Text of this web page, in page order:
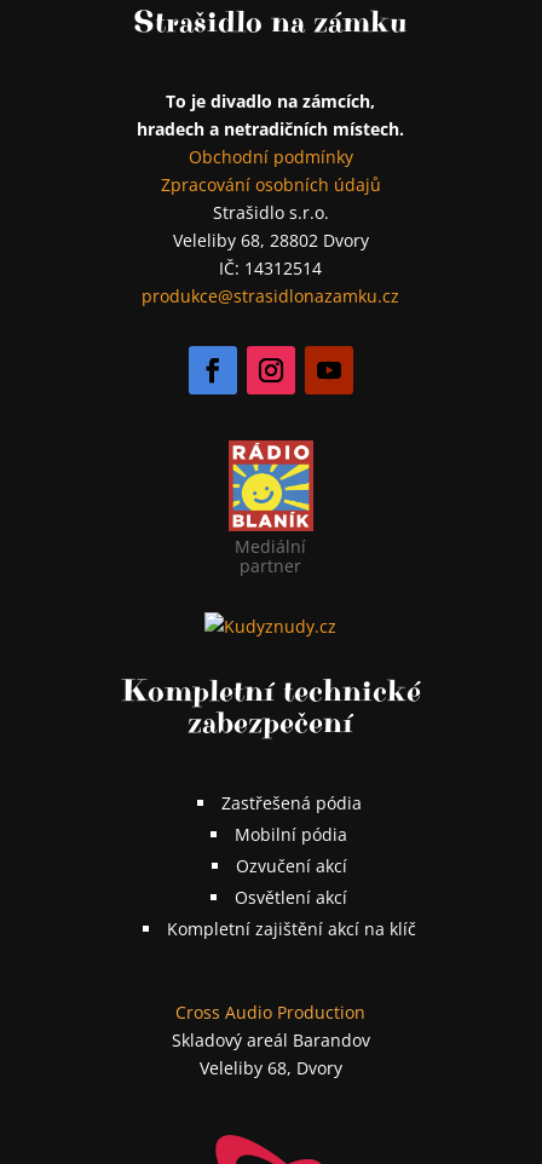
Strašidlo na zámku
To je divadlo na zámcích,
hradech a netradičních místech.
Obchodní podmínky
Zpracování osobních údajů
Strašidlo s.r.o.
Veleliby 68, 28802 Dvory
IČ: 14312514
produkce@strasidlonazamku.cz
Mediální
partner
Kompletní technické
zabezpečení
Zastřešená pódia
Mobilní pódia
Ozvučení akcí
Osvětlení akcí
Kompletní zajištění akcí na klíč
Cross Audio Production
Skladový areál Barandov
Veleliby 68, Dvory